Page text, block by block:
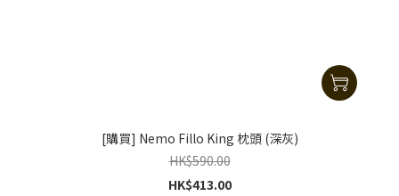
[購買] Nemo Fillo King 枕頭 (深灰)
HK$590.00
HK$413.00